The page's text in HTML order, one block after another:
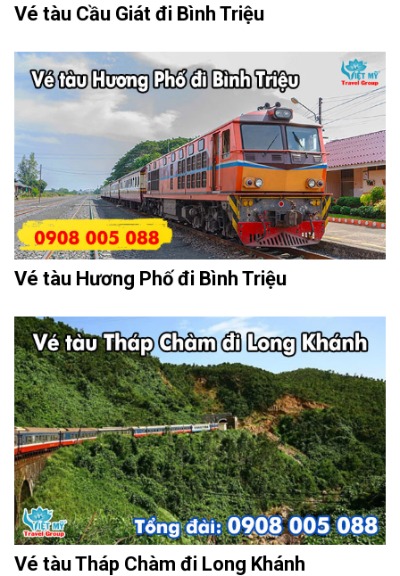
Vé tàu Cầu Giát đi Bình Triệu
Vé tàu Hương Phố đi Bình Triệu
Vé tàu Tháp Chàm đi Long Khánh